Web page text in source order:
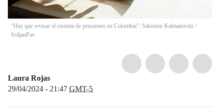
“Hay que revisar el sistema de pensiones en Colombia”: Salomón Kalmanovitz /
SrdjanPav
Laura Rojas
29/04/2024 - 21:47 GMT-5